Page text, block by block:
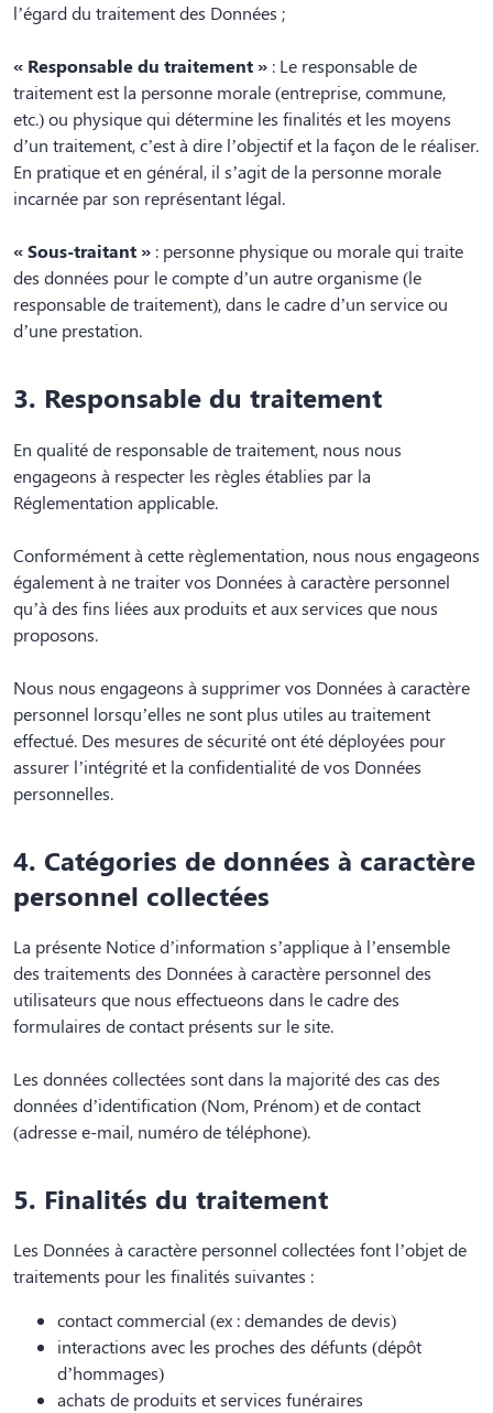
l’égard du traitement des Données ;
« Responsable du traitement » : Le responsable de
traitement est la personne morale (entreprise, commune,
etc.) ou physique qui détermine les finalités et les moyens
d’un traitement, c’est à dire l’objectif et la façon de le réaliser.
En pratique et en général, il s’agit de la personne morale
incarnée par son représentant légal.
« Sous-traitant » : personne physique ou morale qui traite
des données pour le compte d’un autre organisme (le
responsable de traitement), dans le cadre d’un service ou
d’une prestation.
3. Responsable du traitement
En qualité de responsable de traitement, nous nous
engageons à respecter les règles établies par la
Réglementation applicable.
Conformément à cette règlementation, nous nous engageons
également à ne traiter vos Données à caractère personnel
qu’à des fins liées aux produits et aux services que nous
proposons.
Nous nous engageons à supprimer vos Données à caractère
personnel lorsqu’elles ne sont plus utiles au traitement
effectué. Des mesures de sécurité ont été déployées pour
assurer l’intégrité et la confidentialité de vos Données
personnelles.
4. Catégories de données à caractère
personnel collectées
La présente Notice d’information s’applique à l’ensemble
des traitements des Données à caractère personnel des
utilisateurs que nous effectueons dans le cadre des
formulaires de contact présents sur le site.
Les données collectées sont dans la majorité des cas des
données d’identification (Nom, Prénom) et de contact
(adresse e-mail, numéro de téléphone).
5. Finalités du traitement
Les Données à caractère personnel collectées font l’objet de
traitements pour les finalités suivantes :
contact commercial (ex : demandes de devis)
interactions avec les proches des défunts (dépôt
d’hommages)
achats de produits et services funéraires